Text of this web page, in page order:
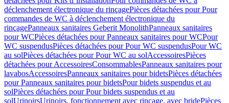
déclenchement électronique du rinçagePièces détachées pour Pour
commandes de WC à déclenchement électronique du
rinçagePanneaux sanitaires Geberit MonolithPanneaux sanitaires
pour WCPièces détachées pour Panneaux sanitaires pour WCPour
WC suspendusPièces détachées pour Pour WC suspendusPour WC
au solPièces détachées pour Pour WC au solAccessoiresPièces
détachées pour AccessoiresConsommablesPanneaux sanitaires pour
lavabosAccessoiresPanneaux sanitaires pour bidetsPièces détachées
pour Panneaux sanitaires pour bidetsPour bidets suspendus et au
solPièces détachées pour Pour bidets suspendus et au
solUrinoirsUrinoirs, fonctionnement avec rinçage, avec bridePièces